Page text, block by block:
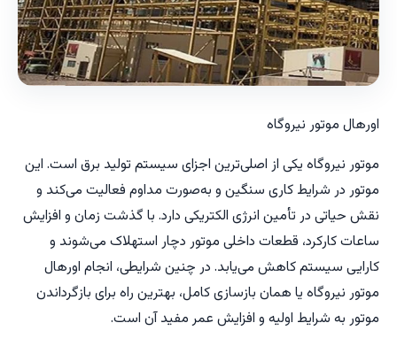
اورهال موتور نیروگاه
موتور نیروگاه یکی از اصلی‌ترین اجزای سیستم تولید برق است. این
موتور در شرایط کاری سنگین و به‌صورت مداوم فعالیت می‌کند و
نقش حیاتی در تأمین انرژی الکتریکی دارد. با گذشت زمان و افزایش
ساعات کارکرد، قطعات داخلی موتور دچار استهلاک می‌شوند و
کارایی سیستم کاهش می‌یابد. در چنین شرایطی، انجام اورهال
موتور نیروگاه یا همان بازسازی کامل، بهترین راه برای بازگرداندن
موتور به شرایط اولیه و افزایش عمر مفید آن است.